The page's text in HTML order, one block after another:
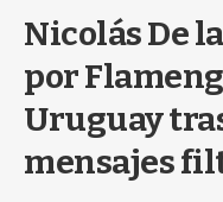
Nicolás De
por
Uruguay
mensajes